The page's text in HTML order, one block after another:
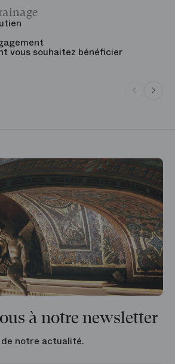
vous souhaitez bénéficier
à notre newsletter
notre actualité.